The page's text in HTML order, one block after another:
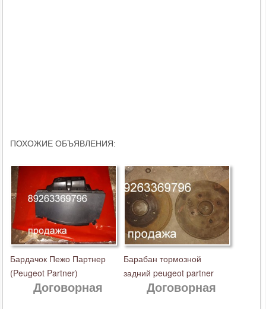
ПОХОЖИЕ ОБЪЯВЛЕНИЯ:
Бардачок Пежо Партнер
(Peugeot Partner)
Договорная
Барабан тормозной
задний peugeot partner
Договорная